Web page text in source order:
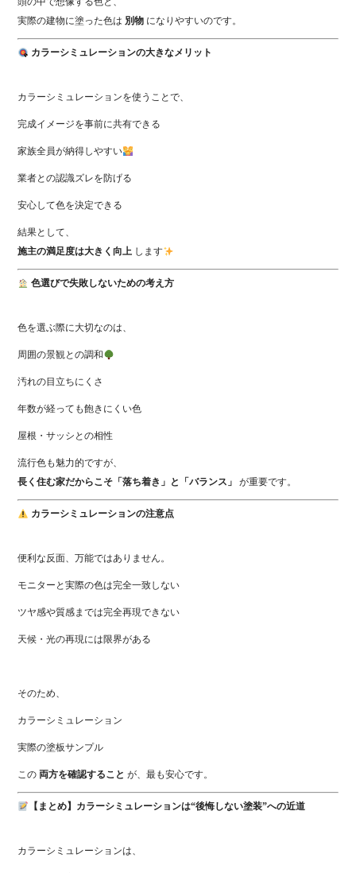
実際の建物に塗った色は 別物 になりやすいのです。
カラーシミュレーションの大きなメリット
カラーシミュレーションを使うことで、
完成イメージを事前に共有できる
家族全員が納得しやすい
業者との認識ズレを防げる
安心して色を決定できる
結果として、
施主の満足度は大きく向上 します
色選びで失敗しないための考え方
色を選ぶ際に大切なのは、
周囲の景観との調和
汚れの目立ちにくさ
年数が経っても飽きにくい色
屋根・サッシとの相性
流行色も魅力的ですが、
長く住む家だからこそ「落ち着き」と「バランス」
が重要です。
カラーシミュレーションの注意点
便利な反面、万能ではありません。
モニターと実際の色は完全一致しない
ツヤ感や質感までは完全再現できない
天候・光の再現には限界がある
そのため、
カラーシミュレーション
実際の塗板サンプル
この両方を確認すること が、最も安心です。
【まとめ】カラーシミュレーションは“後悔しない塗装”への近道
カラーシミュレーションは、